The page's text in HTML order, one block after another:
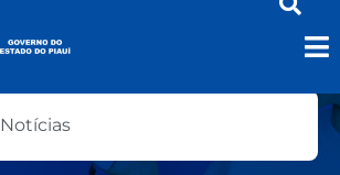
Notícias